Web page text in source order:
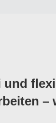
und
–